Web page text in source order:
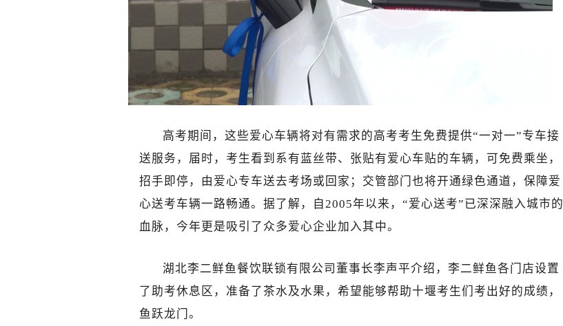
高考期间，这些爱心车辆将对有需求的高考考生免费提供“一对一”专车接
送服务，届时，考生看到系有蓝丝带、张贴有爱心车贴的车辆，可免费乘坐，
招手即停，由爱心专车送去考场或回家；交管部门也将开通绿色通道，保障爱
心送考车辆一路畅通。据了解，自2005年以来，“爱心送考”已深深融入城市的
血脉，今年更是吸引了众多爱心企业加入其中。
湖北李二鲜鱼餐饮联锁有限公司董事长李声平介绍，李二鲜鱼各门店设置
了助考休息区，准备了茶水及水果，希望能够帮助十堰考生们考出好的成绩，
鱼跃龙门。